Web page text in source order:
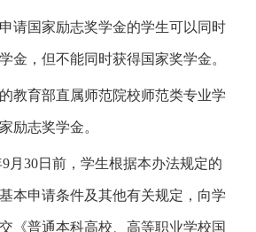
请国家励志奖学金的学生可以同时
金，但不能同时获得国家奖学金。
教育部直属师范院校师范类专业学
励志奖学金。
月30日前，学生根据本办法规定的
本申请条件及其他有关规定，向学
《普通本科高校、高等职业学校国